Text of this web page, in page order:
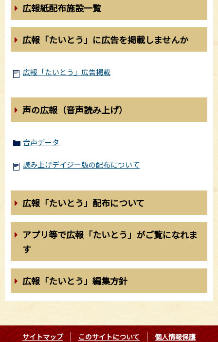
広報紙配布施設一覧
広報「たいとう」に広告を掲載しませんか
広報「たいとう」広告掲載
声の広報（音声読み上げ）
音声データ
読み上げデイジー版の配布について
広報「たいとう」配布について
アプリ等で広報「たいとう」がご覧になれま
す
広報「たいとう」編集方針
サイトマップ このサイトについて 個人情報保護